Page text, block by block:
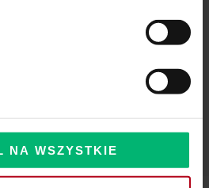
NA WSZYSTKIE